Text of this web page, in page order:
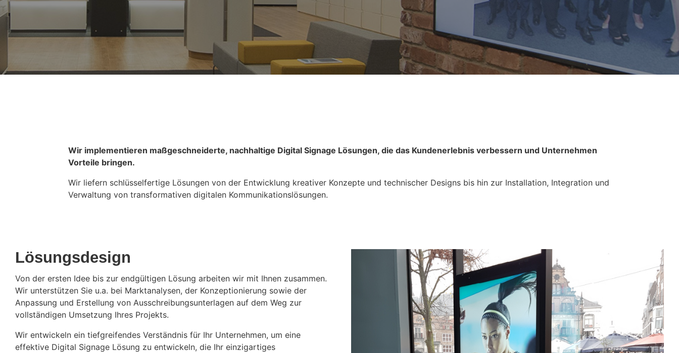
Wir implementieren maßgeschneiderte, nachhaltige Digital Signage Lösungen, die das Kundenerlebnis verbessern und Unternehmen
Vorteile bringen.
Wir liefern schlüsselfertige Lösungen von der Entwicklung kreativer Konzepte und technischer Designs bis hin zur Installation, Integration und
Verwaltung von transformativen digitalen Kommunikationslösungen.
Lösungsdesign
Von der ersten Idee bis zur endgültigen Lösung arbeiten wir mit Ihnen zusammen.
Wir unterstützen Sie u.a. bei Marktanalysen, der Konzeptionierung sowie der
Anpassung und Erstellung von Ausschreibungsunterlagen auf dem Weg zur
vollständigen Umsetzung Ihres Projekts.
Wir entwickeln ein tiefgreifendes Verständnis für Ihr Unternehmen, um eine
effektive Digital Signage Lösung zu entwickeln, die Ihr einzigartiges